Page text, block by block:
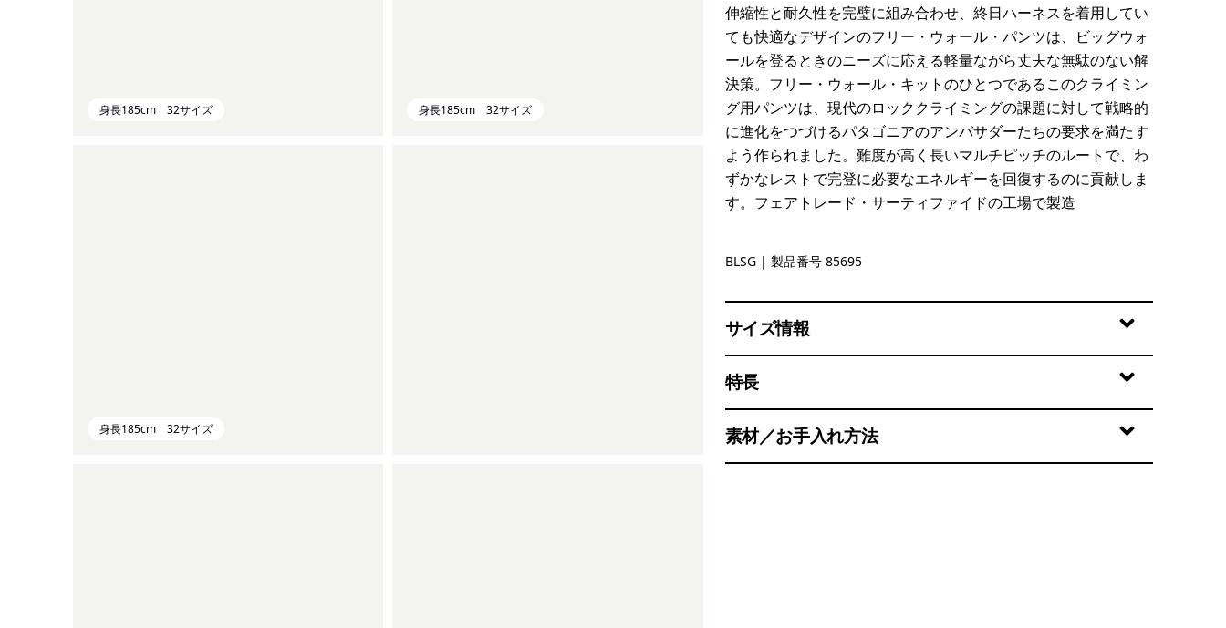
身長185cm 32サイズ 身長185cm 32サイズ
身長185cm 32サイズ
伸縮性と耐久性を完璧に組み合わせ、終日ハーネスを着用してい
ても快適なデザインのフリー・ウォール・パンツは、ビッグウォ
ールを登るときのニーズに応える軽量ながら丈夫な無駄のない解
決策。フリー・ウォール・キットのひとつであるこのクライミン
グ用パンツは、現代のロッククライミングの課題に対して戦略的
に進化をつづけるパタゴニアのアンバサダーたちの要求を満たす
よう作られました。難度が高く長いマルチピッチのルートで、わ
ずかなレストで完登に必要なエネルギーを回復するのに貢献しま
す。フェアトレード・サーティファイドの工場で製造
Blue Sage
BLSG | 製品番号 85695
サイズ情報
特長
素材／お手入れ方法